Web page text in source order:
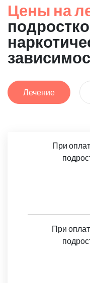
Цены на
Лечение
При
При